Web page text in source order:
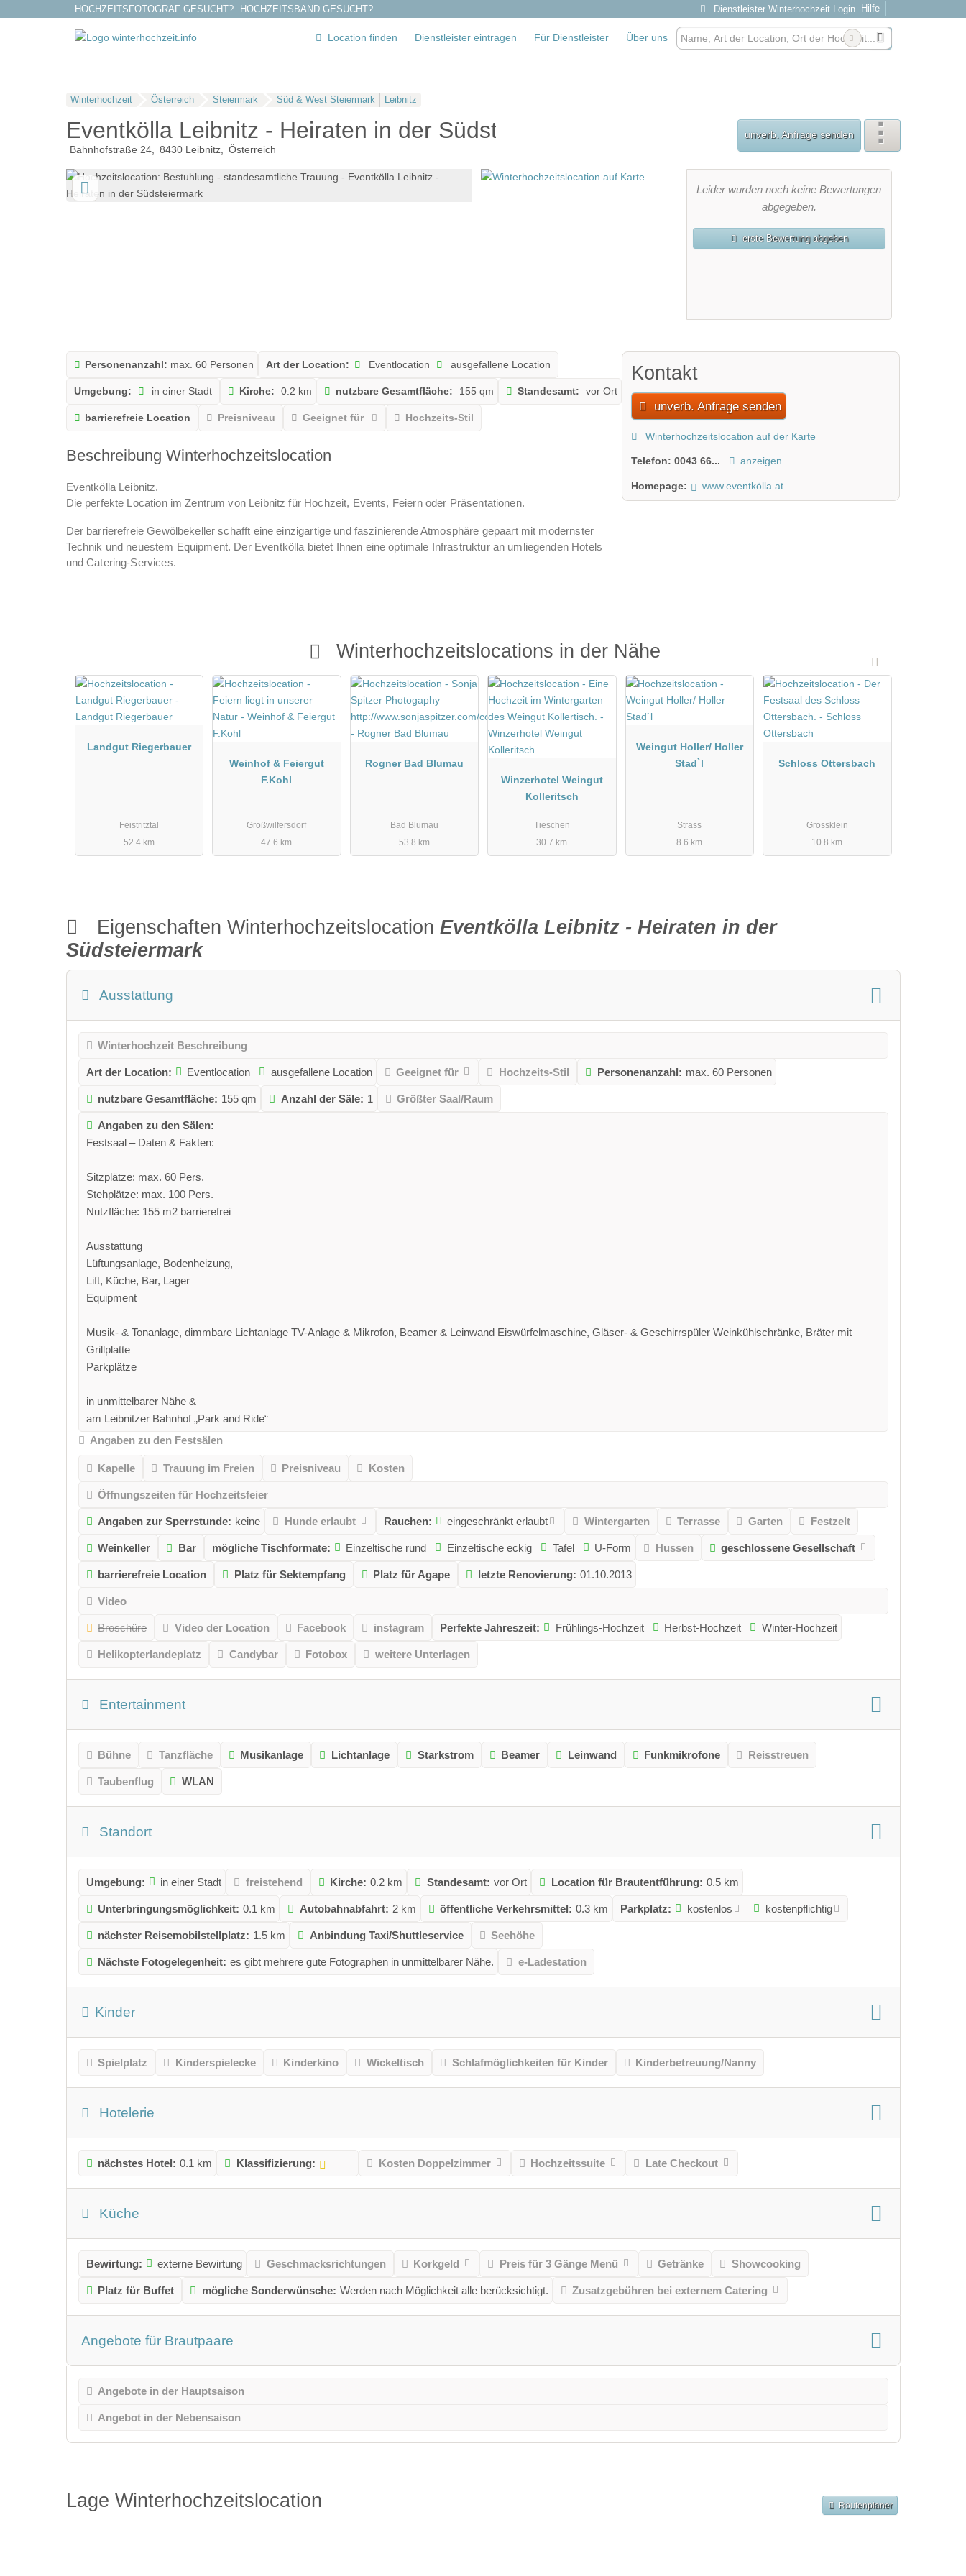
HOCHZEITSFOTOGRAF GESUCHT? HOCHZEITSBAND GESUCHT? Dienstleister Winterhochzeit Login Hilfe
Location finden Dienstleister eintragen Für Dienstleister Über uns
Winterhochzeit Österreich Steiermark Süd & West Steiermark Leibnitz
Eventkölla Leibnitz - Heiraten in der Südsteiermark
Bahnhofstraße 24 8430 Leibnitz Österreich
unverb. Anfrage senden
Leider wurden noch keine Bewertungen
abgegeben.
erste Bewertung abgeben
Personenanzahl: max. 60 Personen Art der Location: Eventlocation ausgefallene Location
Umgebung: in einer Stadt Kirche: 0.2 km nutzbare Gesamtfläche: 155 qm Standesamt: vor Ort
barrierefreie Location Preisniveau Geeignet für Hochzeits-Stil
Beschreibung Winterhochzeitslocation
Eventkölla Leibnitz.
Die perfekte Location im Zentrum von Leibnitz für Hochzeit, Events, Feiern oder Präsentationen.
Der barrierefreie Gewölbekeller schafft eine einzigartige und faszinierende Atmosphäre gepaart mit modernster
Technik und neuestem Equipment. Der Eventkölla bietet Ihnen eine optimale Infrastruktur an umliegenden Hotels
und Catering-Services.
Kontakt
unverb. Anfrage senden
Winterhochzeitslocation auf der Karte
Telefon:0043 66... anzeigen
Homepage: www.eventkölla.at
Winterhochzeitslocations in der Nähe
Landgut Riegerbauer
Feistritztal
52.4 km
Weinhof & Feiergut
F.Kohl
Großwilfersdorf
47.6 km
Rogner Bad Blumau
Bad Blumau
53.8 km
Winzerhotel Weingut
Kolleritsch
Tieschen
30.7 km
Weingut Holler/ Holler
Stad`l
Strass
8.6 km
Schloss Ottersbach
Grossklein
10.8 km
Eigenschaften WinterhochzeitslocationEventkölla Leibnitz - Heiraten in der
Südsteiermark
Ausstattung
Winterhochzeit Beschreibung
Art der Location: Eventlocation ausgefallene Location Geeignet für Hochzeits-Stil Personenanzahl: max. 60 Personen
nutzbare Gesamtfläche: 155 qm Anzahl der Säle: 1 Größter Saal/Raum
Angaben zu den Sälen:
Festsaal – Daten & Fakten:
Sitzplätze: max. 60 Pers.
Stehplätze: max. 100 Pers.
Nutzfläche: 155 m2 barrierefrei
Ausstattung
Lüftungsanlage, Bodenheizung,
Lift, Küche, Bar, Lager
Equipment
Musik- & Tonanlage, dimmbare Lichtanlage TV-Anlage & Mikrofon, Beamer & Leinwand Eiswürfelmaschine, Gläser- & Geschirrspüler Weinkühlschränke, Bräter mit
Grillplatte
Parkplätze
in unmittelbarer Nähe &
am Leibnitzer Bahnhof „Park and Ride“
Angaben zu den Festsälen
Kapelle Trauung im Freien Preisniveau Kosten
Öffnungszeiten für Hochzeitsfeier
Angaben zur Sperrstunde: keine Hunde erlaubt Rauchen: eingeschränkt erlaubt Wintergarten Terrasse Garten Festzelt
Weinkeller Bar mögliche Tischformate: Einzeltische rund Einzeltische eckig Tafel U-Form Hussen geschlossene Gesellschaft
barrierefreie Location Platz für Sektempfang Platz für Agape letzte Renovierung: 01.10.2013
Video
Broschüre Video der Location Facebook instagram Perfekte Jahreszeit: Frühlings-Hochzeit Herbst-Hochzeit Winter-Hochzeit
Helikopterlandeplatz Candybar Fotobox weitere Unterlagen
Entertainment
Bühne Tanzfläche Musikanlage Lichtanlage Starkstrom Beamer Leinwand Funkmikrofone Reisstreuen
Taubenflug WLAN
Standort
Umgebung: in einer Stadt freistehend Kirche: 0.2 km Standesamt: vor Ort Location für Brautentführung: 0.5 km
Unterbringungsmöglichkeit: 0.1 km Autobahnabfahrt: 2 km öffentliche Verkehrsmittel: 0.3 km Parkplatz: kostenlos kostenpflichtig
nächster Reisemobilstellplatz: 1.5 km Anbindung Taxi/Shuttleservice Seehöhe
Nächste Fotogelegenheit: es gibt mehrere gute Fotographen in unmittelbarer Nähe. e-Ladestation
Kinder
Spielplatz Kinderspielecke Kinderkino Wickeltisch Schlafmöglichkeiten für Kinder Kinderbetreuung/Nanny
Hotelerie
nächstes Hotel: 0.1 km Klassifizierung: Kosten Doppelzimmer Hochzeitssuite Late Checkout
Küche
Bewirtung: externe Bewirtung Geschmacksrichtungen Korkgeld Preis für 3 Gänge Menü Getränke Showcooking
Platz für Buffet mögliche Sonderwünsche: Werden nach Möglichkeit alle berücksichtigt. Zusatzgebühren bei externem Catering
Angebote für Brautpaare
Angebote in der Hauptsaison
Angebot in der Nebensaison
Lage Winterhochzeitslocation Routenplaner